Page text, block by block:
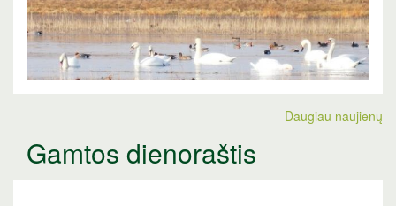
Daugiau naujienų
Gamtos dienoraštis